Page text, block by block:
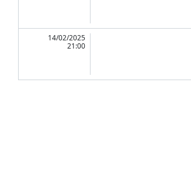
14/02/2025
21:00